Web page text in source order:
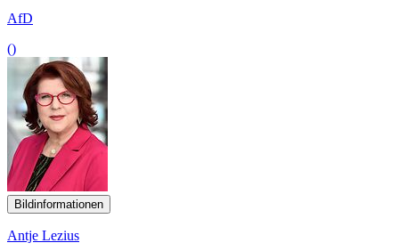
AfD
()
Bildinformationen
Antje Lezius